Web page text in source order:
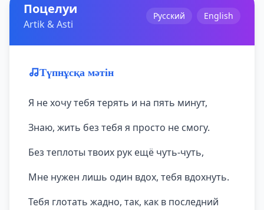
Поцелуи
Artik & Asti
Русский English
Түпнұсқа мәтін
Я не хочу тебя терять и на пять минут,
Знаю, жить без тебя я просто не смогу.
Без теплоты твоих рук ещё чуть-чуть,
Мне нужен лишь один вдох, тебя вдохнуть.
Тебя глотать жадно, так, как в последний